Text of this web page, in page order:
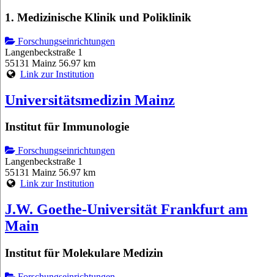
1. Medizinische Klinik und Poliklinik
Forschungseinrichtungen
Langenbeckstraße 1
55131 Mainz 56.97 km
Link zur Institution
Universitätsmedizin Mainz
Institut für Immunologie
Forschungseinrichtungen
Langenbeckstraße 1
55131 Mainz 56.97 km
Link zur Institution
J.W. Goethe-Universität Frankfurt am
Main
Institut für Molekulare Medizin